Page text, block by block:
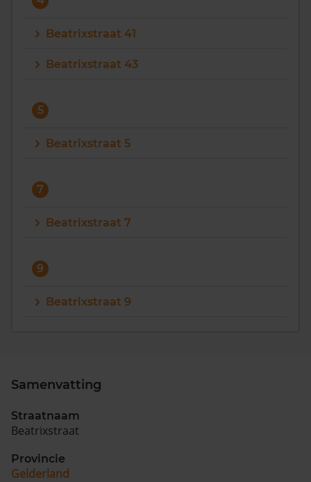
Beatrixstraat 41
Beatrixstraat 43
5
Beatrixstraat 5
7
Beatrixstraat 7
9
Beatrixstraat 9
Samenvatting
Straatnaam
Beatrixstraat
Provincie
Gelderland